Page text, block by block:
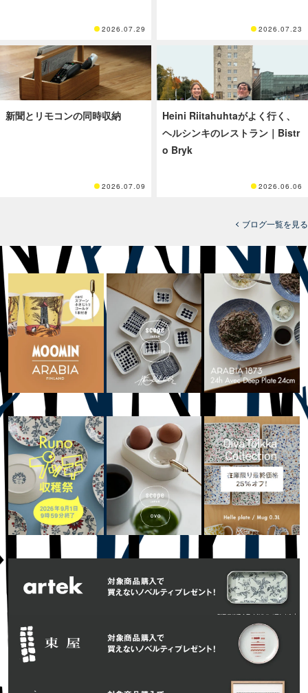
2026.07.29 2026.07.23
新聞とリモコンの同時収納
2026.07.09
Heini Riitahuhtaがよく行く、
ヘルシンキのレストラン｜Bistr
o Bryk
2026.06.06
ブログ一覧を見る